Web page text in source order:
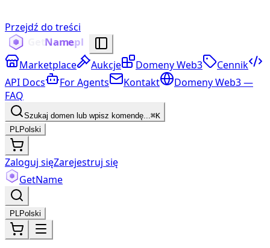
Przejdź do treści
Marketplace Aukcje Domeny Web3
Cennik
API Docs
For Agents Kontakt
Domeny Web3 —
FAQ
Szukaj domen lub wpisz komendę...⌘K
PLPolski
Zaloguj sięZarejestruj się
GetName
PLPolski